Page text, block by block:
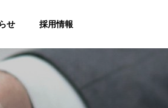
せ 採用情報